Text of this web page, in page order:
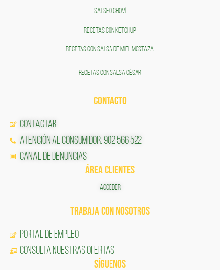
SALSEO CHOVÍ
RECETAS CON KETCHUP
RECETAS CON SALSA DE MIEL MOSTAZA
RECETAS CON SALSA CÉSAR
CONTACTO
Contactar
Atención al Consumidor: 902 566 522
Canal de Denuncias
ÁREA CLIENTES
ACCEDER
TRABAJA CON NOSOTROS
Portal de Empleo
CONSULTA NUESTRAS OFERTAS
SÍGUENOS